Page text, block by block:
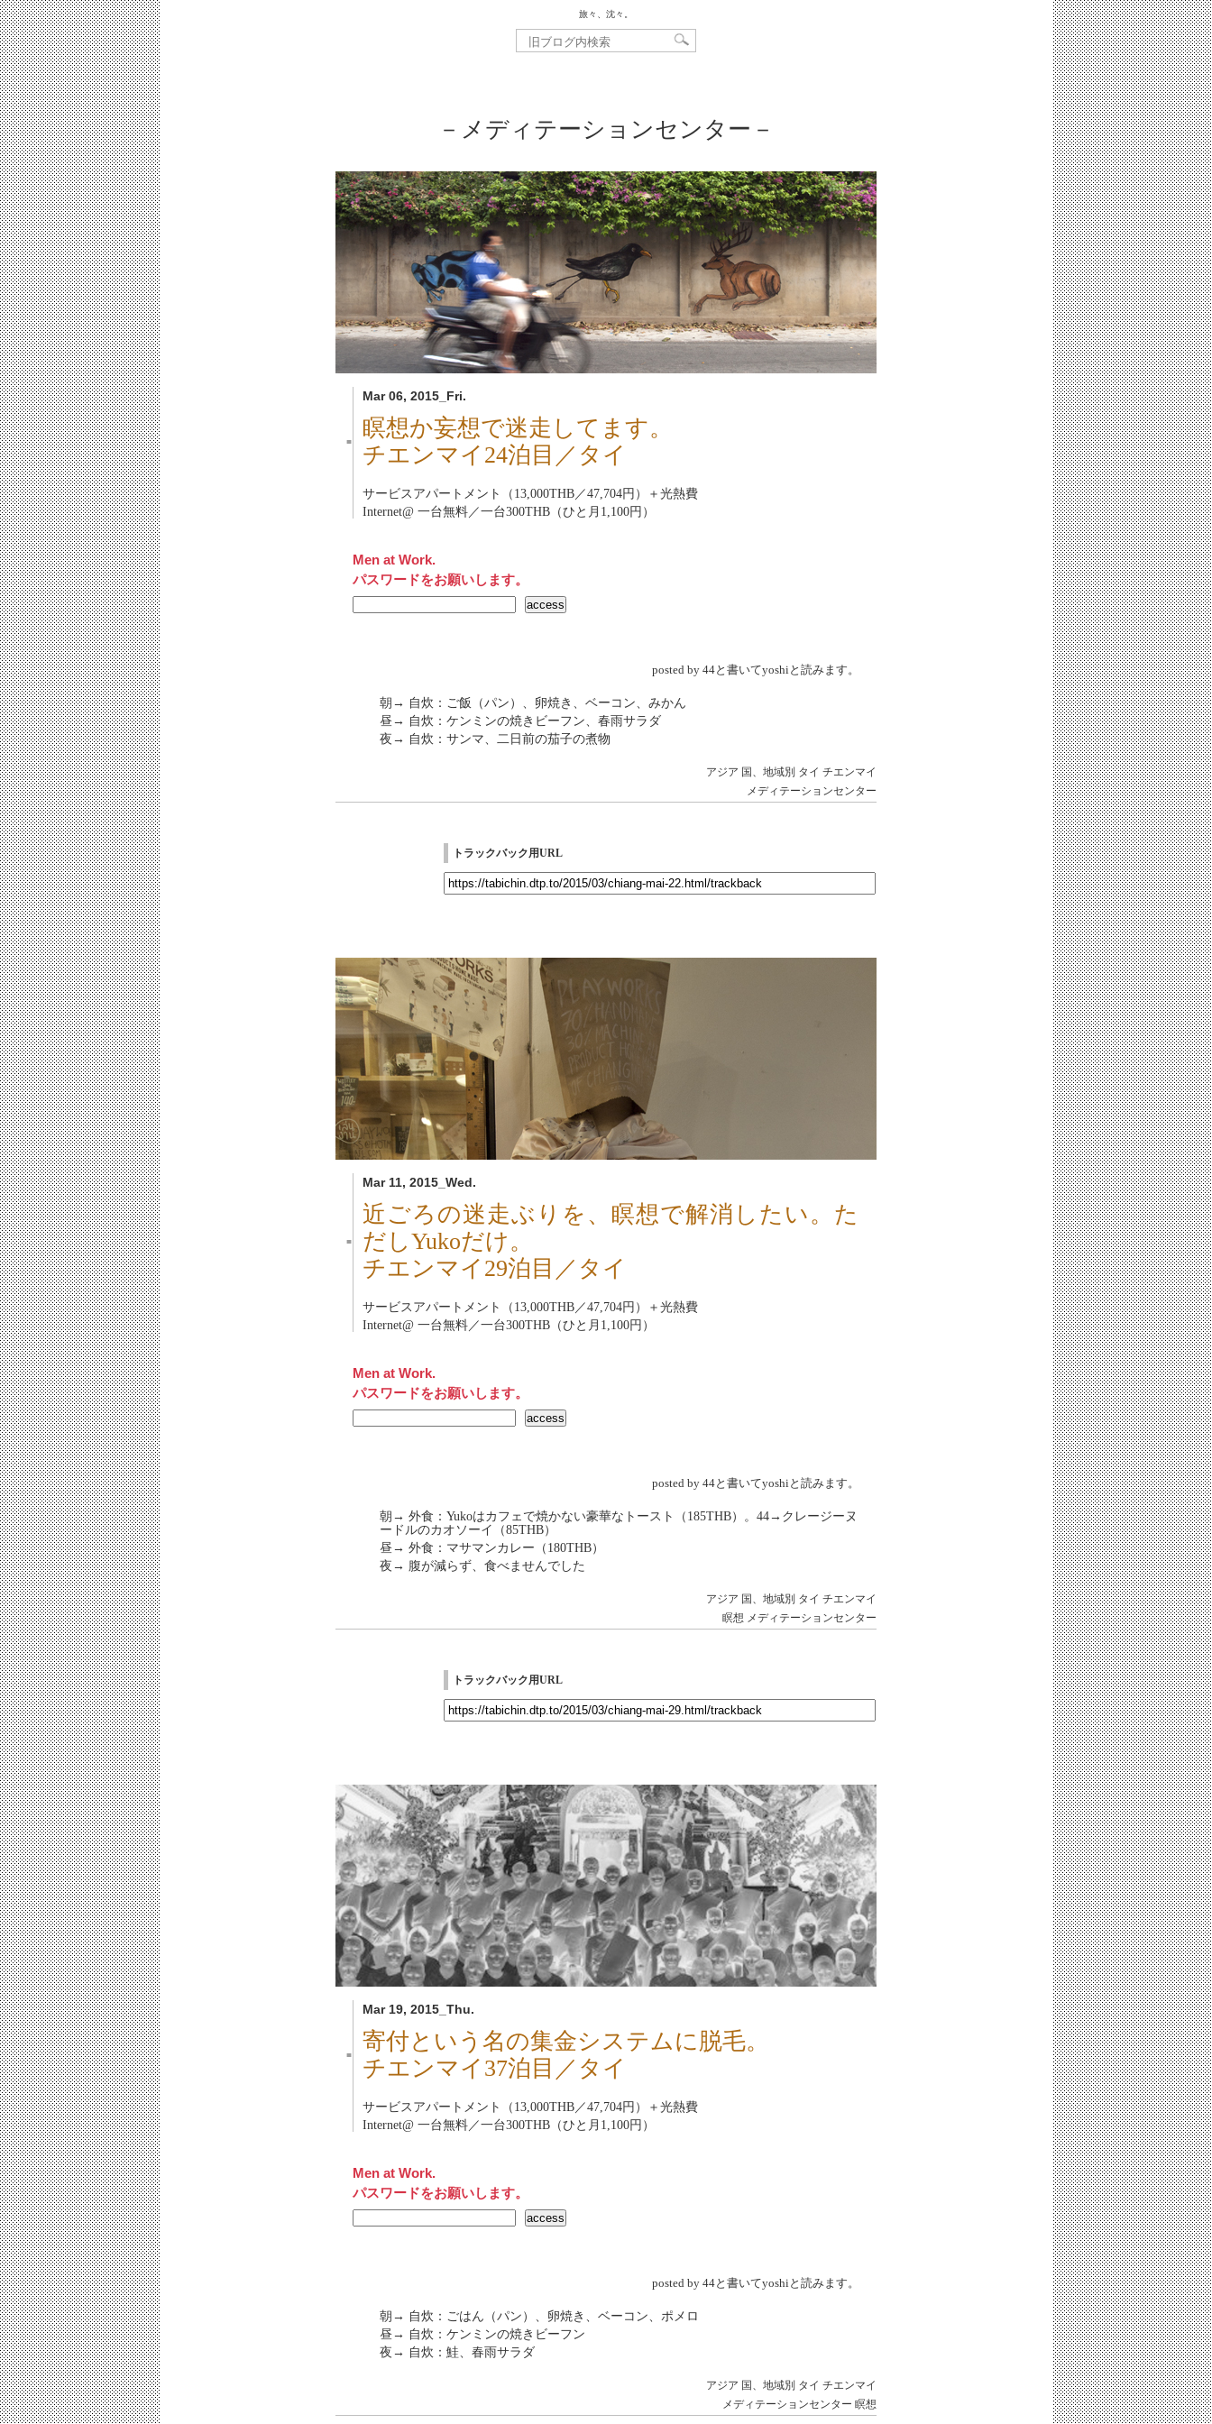
旅々、沈々。
－メディテーションセンター－
Mar 06, 2015_Fri.
■
瞑想か妄想で迷走してます。
チエンマイ24泊目／タイ
サービスアパートメント（13,000THB／47,704円）＋光熱費
Internet@ 一台無料／一台300THB（ひと月1,100円）
Men at Work.
パスワードをお願いします。
posted by 44と書いてyoshiと読みます。
朝→ 自炊：ご飯（パン）、卵焼き、ベーコン、みかん
昼→ 自炊：ケンミンの焼きビーフン、春雨サラダ
夜→ 自炊：サンマ、二日前の茄子の煮物
アジア 国、地域別 タイ チエンマイ
メディテーションセンター
トラックバック用URL
Mar 11, 2015_Wed.
■
近ごろの迷走ぶりを、瞑想で解消したい。た
だしYukoだけ。
チエンマイ29泊目／タイ
サービスアパートメント（13,000THB／47,704円）＋光熱費
Internet@ 一台無料／一台300THB（ひと月1,100円）
Men at Work.
パスワードをお願いします。
posted by 44と書いてyoshiと読みます。
朝→ 外食：Yukoはカフェで焼かない豪華なトースト（185THB）。44→クレージーヌ
ードルのカオソーイ（85THB）
昼→ 外食：マサマンカレー（180THB）
夜→ 腹が減らず、食べませんでした
アジア 国、地域別 タイ チエンマイ
瞑想 メディテーションセンター
トラックバック用URL
Mar 19, 2015_Thu.
■
寄付という名の集金システムに脱毛。
チエンマイ37泊目／タイ
サービスアパートメント（13,000THB／47,704円）＋光熱費
Internet@ 一台無料／一台300THB（ひと月1,100円）
Men at Work.
パスワードをお願いします。
posted by 44と書いてyoshiと読みます。
朝→ 自炊：ごはん（パン）、卵焼き、ベーコン、ポメロ
昼→ 自炊：ケンミンの焼きビーフン
夜→ 自炊：鮭、春雨サラダ
アジア 国、地域別 タイ チエンマイ
メディテーションセンター 瞑想